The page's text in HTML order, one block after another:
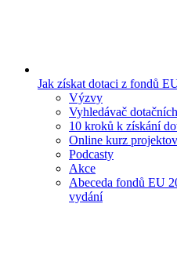
Jak získat dotaci z fondů
Výzvy
Vyhledávač
10 kroků k získání
Online kurz
Podcasty
Akce
Abeceda fondů EU
vydání